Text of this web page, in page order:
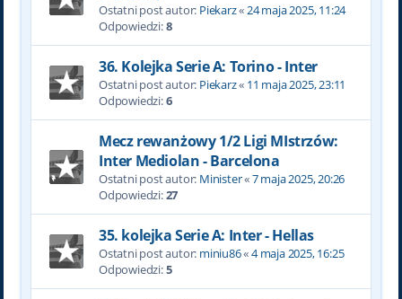
Ostatni post autor: Piekarz«24 maja 2025, 11:24
Odpowiedzi:8
36. Kolejka Serie A: Torino - Inter
Ostatni post autor: Piekarz« 11 maja 2025, 23:11
Odpowiedzi:6
Mecz rewanżowy 1/2 Ligi MIstrzów:
Inter Mediolan - Barcelona
Ostatni post autor: Minister«7 maja 2025, 20:26
Odpowiedzi:27
35. kolejka Serie A: Inter - Hellas
Ostatni post autor: miniu86«4 maja 2025, 16:25
Odpowiedzi:5